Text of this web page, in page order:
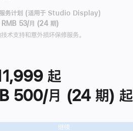
务计划 (适用于 Studio Display)
RMB 53/月 (24 期)
术支持和意外损坏保修服务。
起
500/月 (24 期) 起
继续